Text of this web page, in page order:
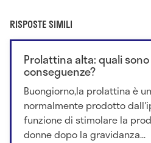
RISPOSTE SIMILI
Prolattina alta: quali
conseguenze?
Buongiorno,la prolattina è
normalmente prodotto
funzione di stimolare la
donne dopo la gravidanza...